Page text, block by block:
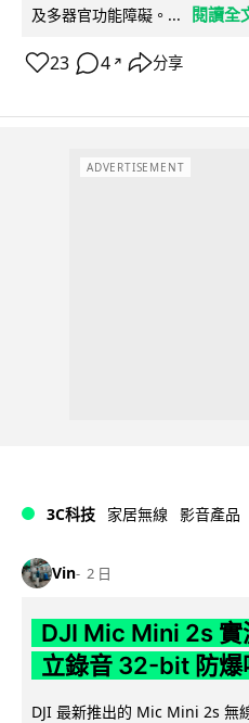
及多器官功能障礙。...
閱讀全
23 4 ↗ 分享
ADVERTISEMENT
3C科技 家居無線 影音產品
Vin 2 日
DJI Mic Mini 2s 實
立錄音 32-bit 防爆
DJI 最新推出的 Mic Mini 2s 無